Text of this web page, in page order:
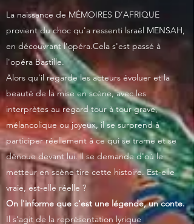
La naissance de MÉMOIRES D’AFRIQUE
provient du choc qu'a ressenti lsraël MENSAH,
en découvrant l'opéra.Cela s'est passé à
l'opéra Bastille.
Alors qu'il regarde les acteurs évoluer et la
beauté de la mise en scène, avec les
interprètes au regard tour à tour grave,
mélancolique ou joyeux, il se surprend à
participer réellement à ce qui se trame et se
dénoue devant lui. ll se demande d'où le
metteur en scène tire cette histoire. Est-elle
vraie, est-elle réelle ?
On l'informe que c'est une légende, un conte.
Il s'agit de la représentation lyrique